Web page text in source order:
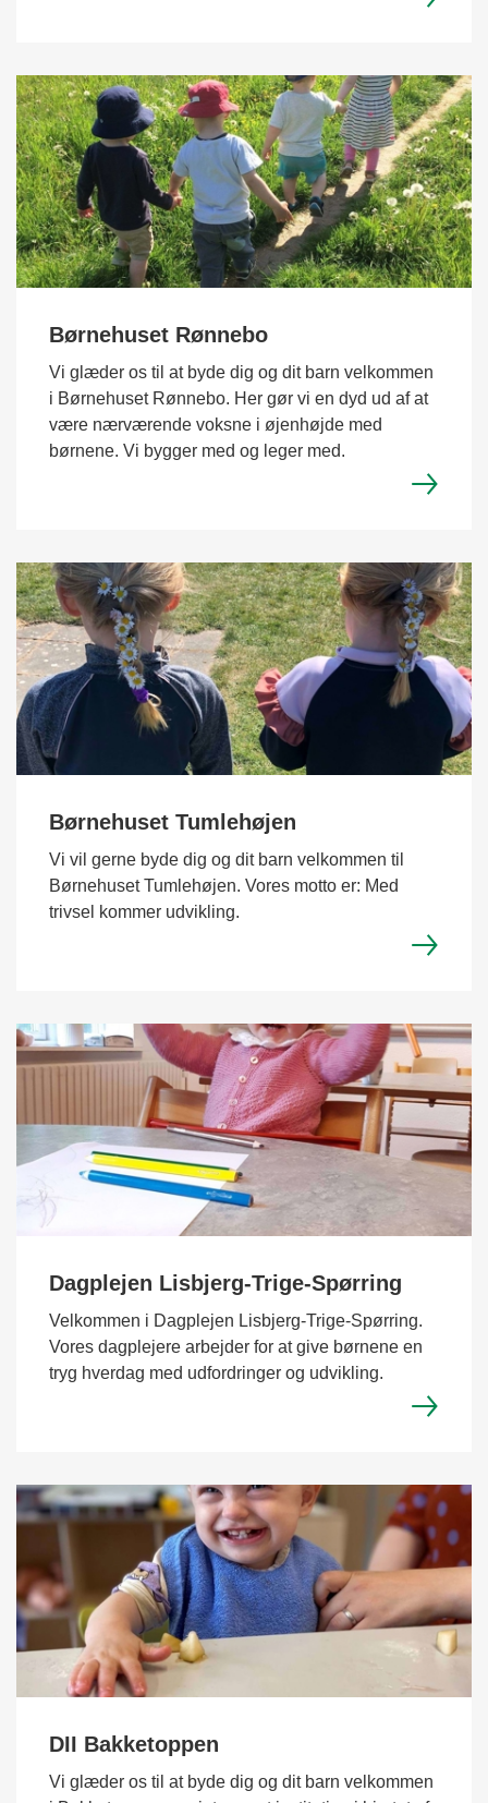
Børnehuset Rønnebo
Vi glæder os til at byde dig og dit barn velkommen
i Børnehuset Rønnebo. Her gør vi en dyd ud af at
være nærværende voksne i øjenhøjde med
børnene. Vi bygger med og leger med.
Børnehuset Tumlehøjen
Vi vil gerne byde dig og dit barn velkommen til
Børnehuset Tumlehøjen. Vores motto er: Med
trivsel kommer udvikling.
Dagplejen Lisbjerg-Trige-Spørring
Velkommen i Dagplejen Lisbjerg-Trige-Spørring.
Vores dagplejere arbejder for at give børnene en
tryg hverdag med udfordringer og udvikling.
DII Bakketoppen
Vi glæder os til at byde dig og dit barn velkommen